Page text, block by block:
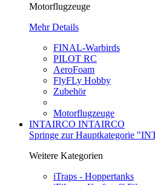
Motorflugzeuge
Mehr Details
FINAL-Warbirds
PILOT RC
AeroFoam
FlyFLy Hobby
Zubehör
Motorflugzeuge
INTAIRCO INTAIRCO
Springe zur Hauptkategorie
Weitere Kategorien
iTraps - Hoppertanks